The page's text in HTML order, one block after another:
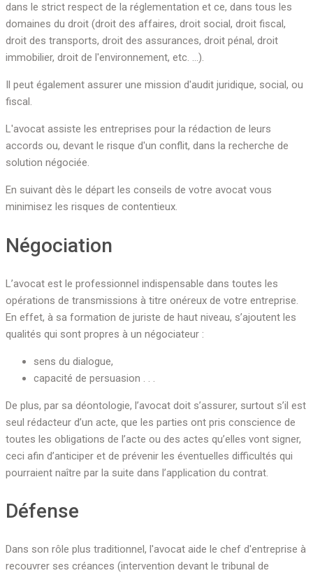
dans le strict respect de la réglementation et ce, dans tous les
domaines du droit (droit des affaires, droit social, droit fiscal,
droit des transports, droit des assurances, droit pénal, droit
immobilier, droit de l'environnement, etc. …).
Il peut également assurer une mission d'audit juridique, social, ou
fiscal.
L'avocat assiste les entreprises pour la rédaction de leurs
accords ou, devant le risque d'un conflit, dans la recherche de
solution négociée.
En suivant dès le départ les conseils de votre avocat vous
minimisez les risques de contentieux.
Négociation
L’avocat est le professionnel indispensable dans toutes les
opérations de transmissions à titre onéreux de votre entreprise.
En effet, à sa formation de juriste de haut niveau, s’ajoutent les
qualités qui sont propres à un négociateur :
sens du dialogue,
capacité de persuasion . . .
De plus, par sa déontologie, l’avocat doit s’assurer, surtout s’il est
seul rédacteur d’un acte, que les parties ont pris conscience de
toutes les obligations de l’acte ou des actes qu’elles vont signer,
ceci afin d’anticiper et de prévenir les éventuelles difficultés qui
pourraient naître par la suite dans l’application du contrat.
Défense
Dans son rôle plus traditionnel, l'avocat aide le chef d'entreprise à
recouvrer ses créances (intervention devant le tribunal de